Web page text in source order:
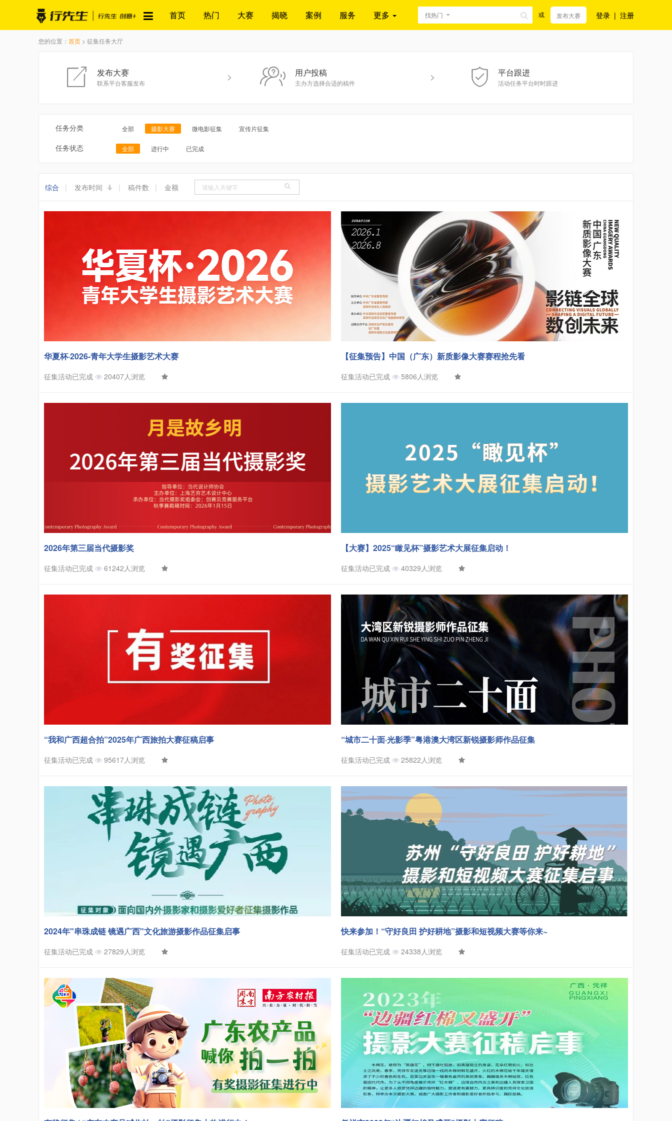
首页 热门 大赛 揭晓 案例 服务 更多 找热门 或 发布大赛 登录 | 注册
您的位置： 首页 > 征集任务大厅
发布大赛
联系平台客服发布
> 用户投稿
主办方选择合适的稿件
> 平台跟进
活动任务平台时时跟进
任务分类 全部 摄影大赛 微电影征集 宣传片征集
任务状态 全部 进行中 已完成
综合 | 发布时间 | 稿件数 | 金额
华夏杯·2026-青年大学生摄影艺术大赛
征集活动已完成 20407人浏览
【征集预告】中国（广东）新质影像大赛赛程抢先看
征集活动已完成 5806人浏览
2026年第三届当代摄影奖
征集活动已完成 61242人浏览
【大赛】2025“瞰见杯”摄影艺术大展征集启动！
征集活动已完成 40329人浏览
“我和广西超合拍”2025年广西旅拍大赛征稿启事
征集活动已完成 95617人浏览
“城市二十面·光影季”粤港澳大湾区新锐摄影师作品征集
征集活动已完成 25822人浏览
2024年"串珠成链 镜遇广西"文化旅游摄影作品征集启事
征集活动已完成 27829人浏览
快来参加！“守好良田 护好耕地”摄影和短视频大赛等你来~
征集活动已完成 24338人浏览